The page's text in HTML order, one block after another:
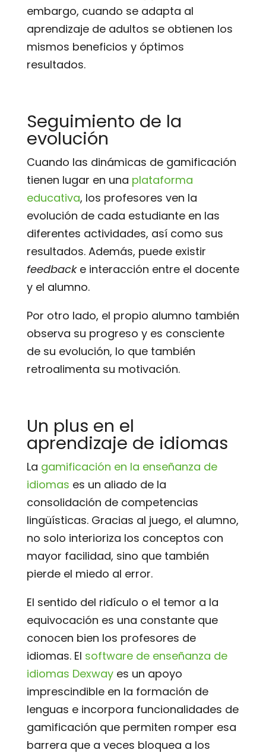
embargo, cuando se adapta al
aprendizaje de adultos se obtienen los
mismos beneficios y óptimos
resultados.
Seguimiento de la
evolución
Cuando las dinámicas de gamificación
tienen lugar en una plataforma
educativa, los profesores ven la
evolución de cada estudiante en las
diferentes actividades, así como sus
resultados. Además, puede existir
feedbacke interacción entre el docente
y el alumno.
Por otro lado, el propio alumno también
observa su progreso y es consciente
de su evolución, lo que también
retroalimenta su motivación.
Un plus en el
aprendizaje de idiomas
La gamificación en la enseñanza de
idiomas es un aliado de la
consolidación de competencias
lingüísticas. Gracias al juego, el alumno,
no solo interioriza los conceptos con
mayor facilidad, sino que también
pierde el miedo al error.
El sentido del ridículo o el temor a la
equivocación es una constante que
conocen bien los profesores de
idiomas. El software de enseñanza de
idiomas Dexwayes un apoyo
imprescindible en la formación de
lenguas e incorpora funcionalidades de
gamificación que permiten romper esa
barrera que a veces bloquea a los